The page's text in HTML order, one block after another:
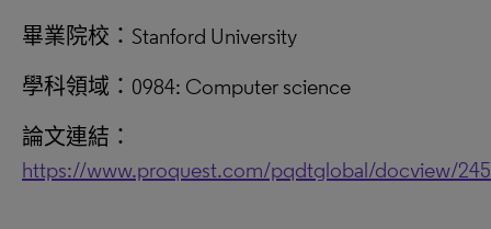
畢業院校：Stanford University
學科領域：0984: Computer science
論文連結：
https://www.proquest.com/pqdtglobal/docview/